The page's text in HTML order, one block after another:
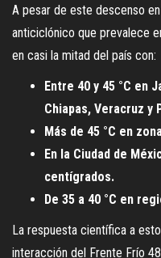
A pesar de este descenso
anticiclónico que prevalece
en casi la mitad del país con:
Entre 40 y 45 °C en
Chiapas, Veracruz y
Más de 45 °C en
En la Ciudad de
centígrados.
De 35 a 40 °C en
La respuesta científica a
interacción del Frente Frío